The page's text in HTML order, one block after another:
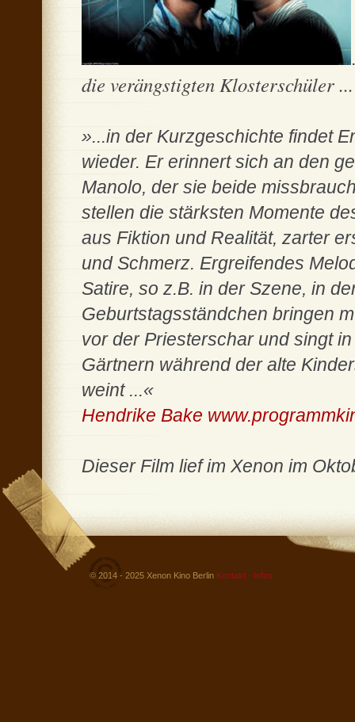
die verängstigten Klosterschüler ...
»...in der Kurzgeschichte findet
wieder. Er erinnert sich an den
Manolo, der sie beide
stellen die stärksten Momente
aus Fiktion und Realität, zarter
und Schmerz. Ergreifendes
Satire, so z.B. in der Szene, in
Geburtstagsständchen bringen
vor der Priesterschar und singt
Gärtnern während der alte
weint ...«
Hendrike Bake
Dieser Film lief im Xenon im
© 2014 - 2025 Xenon Kino Berlin Kontakt - Infos